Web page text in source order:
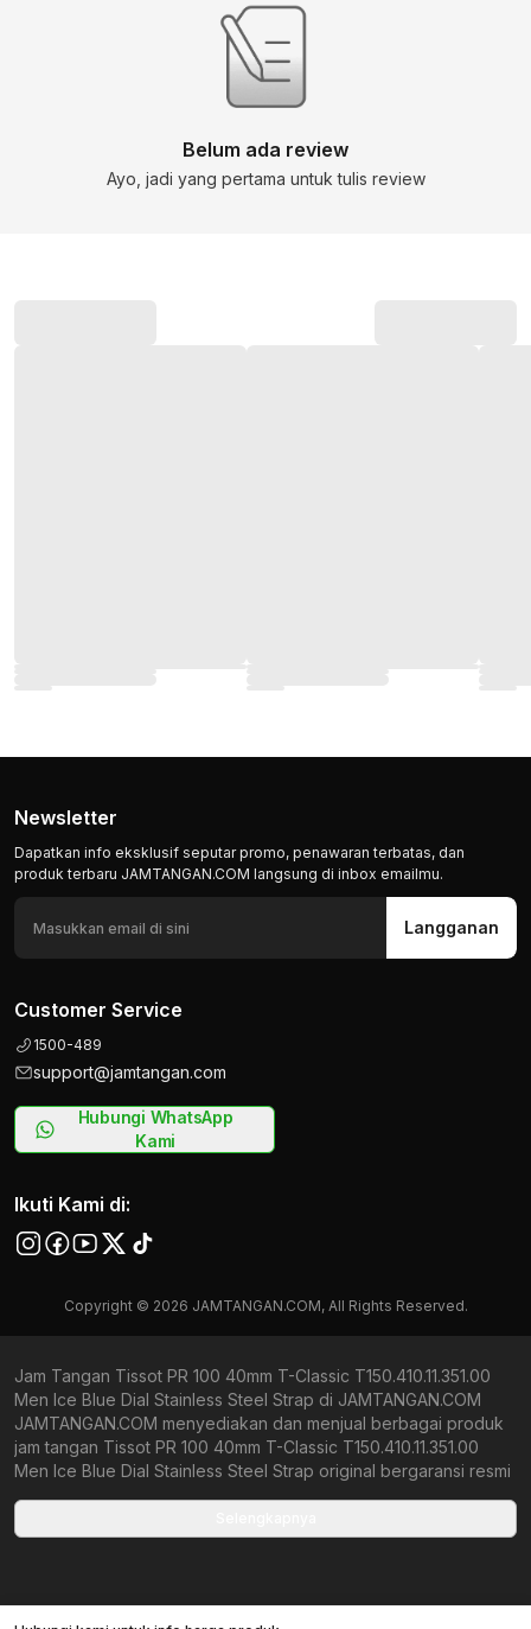
Newsletter
Dapatkan info eksklusif seputar promo, penawaran terbatas, dan
produk terbaru JAMTANGAN.COM langsung di inbox emailmu.
Langganan
Customer Service
1500-489
support@jamtangan.com
Hubungi WhatsApp
Kami
Ikuti Kami di:
Copyright © 2026 JAMTANGAN.COM, All Rights Reserved.
Jam Tangan Tissot PR 100 40mm T-Classic T150.410.11.351.00
Men Ice Blue Dial Stainless Steel Strap di JAMTANGAN.COM
JAMTANGAN.COM menyediakan dan menjual berbagai produk
jam tangan Tissot PR 100 40mm T-Classic T150.410.11.351.00
Men Ice Blue Dial Stainless Steel Strap original bergaransi resmi
pelanggan. JAMTANGAN.COM menjamin produk-produk yang
Belum ada review
Ayo, jadi yang pertama untuk tulis review